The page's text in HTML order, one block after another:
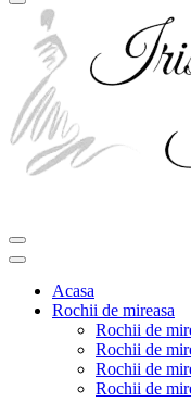
Acasa
Rochii de mireasa
Rochii de
Rochii de
Rochii de
Rochii de